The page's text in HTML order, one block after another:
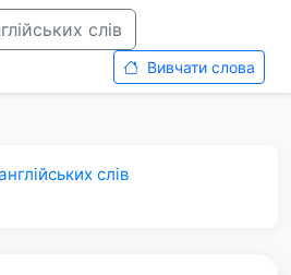
слів
Вивчати слова
слів